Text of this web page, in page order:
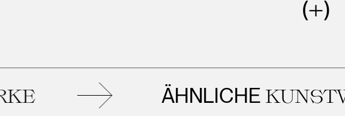
ÄHNLICHE